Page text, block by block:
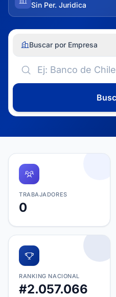
Sin Per. Juridica
Buscar por Empresa
TRABAJADORES
0
RANKING NACIONAL
#2.057.066